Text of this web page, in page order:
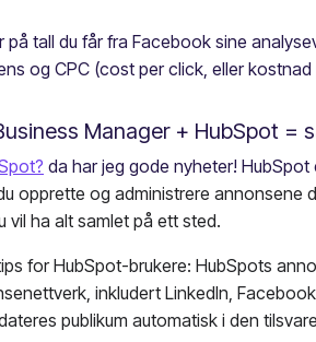
på tall du får fra Facebook sine
og CPC (cost per click, eller
Manager + HubSpot =
da har jeg gode nyheter!
opprette og administrere annonsene
vil ha alt samlet på ett sted.
for HubSpot-brukere: HubSpots
inkludert LinkedIn,
publikum automatisk i den